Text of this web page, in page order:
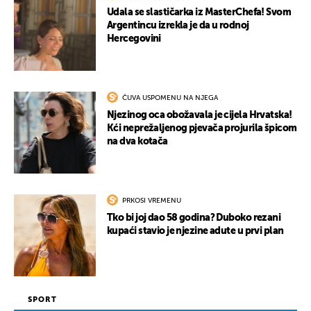
Udala se slastičarka iz MasterChefa! Svom
Argentincu izrekla je da u rodnoj
Hercegovini
ČUVA USPOMENU NA NJEGA
Njezinog oca obožavala je cijela Hrvatska!
Kći neprežaljenog pjevača projurila špicom
na dva kotača
PRKOSI VREMENU
Tko bi joj dao 58 godina? Duboko rezani
kupaći stavio je njezine adute u prvi plan
SPORT